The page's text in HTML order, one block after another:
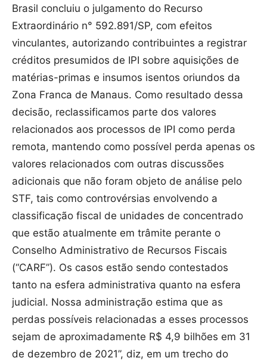
Brasil concluiu o julgamento do Recurso
Extraordinário n° 592.891/SP, com efeitos
vinculantes, autorizando contribuintes a registrar
créditos presumidos de IPI sobre aquisições de
matérias-primas e insumos isentos oriundos da
Zona Franca de Manaus. Como resultado dessa
decisão, reclassificamos parte dos valores
relacionados aos processos de IPI como perda
remota, mantendo como possível perda apenas os
valores relacionados com outras discussões
adicionais que não foram objeto de análise pelo
STF, tais como controvérsias envolvendo a
classificação fiscal de unidades de concentrado
que estão atualmente em trâmite perante o
Conselho Administrativo de Recursos Fiscais
(“CARF”). Os casos estão sendo contestados
tanto na esfera administrativa quanto na esfera
judicial. Nossa administração estima que as
perdas possíveis relacionadas a esses processos
sejam de aproximadamente R$ 4,9 bilhões em 31
de dezembro de 2021”, diz, em um trecho do